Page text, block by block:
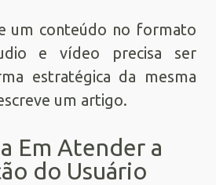
um conteúdo no formato
e vídeo precisa ser
estratégica da mesma
um artigo.
Em Atender a
do Usuário